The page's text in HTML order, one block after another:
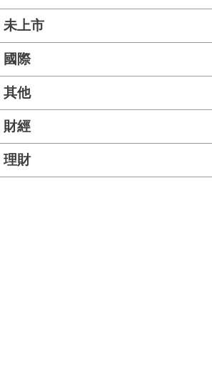
未上市
國際
其他
財經
理財